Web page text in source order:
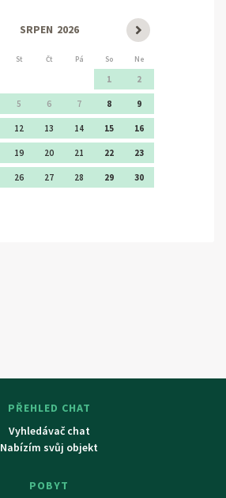
SRPEN 2026
St Čt Pá So Ne
1 2
5 6 7 8 9
12 13 14 15 16
19 20 21 22 23
26 27 28 29 30
PŘEHLED CHAT
Vyhledávač chat
Nabízím svůj objekt
POBYT